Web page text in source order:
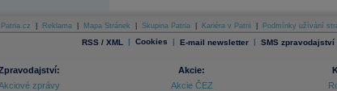
Reklama Mapa Stránek Skupina Patria Kariéra v Patrii Podmínky užívání
RSS / XML | Cookies | E-mail newsletter | SMS zpravodajství
zprávy
Akcie:
Akcie ČEZ